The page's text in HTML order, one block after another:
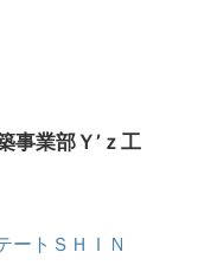
事業部Ｙ’ｚ工